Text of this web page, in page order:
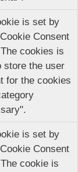
is set by
Consent
cookies is
store the user
for the cookies
is set by
Consent
cookie is